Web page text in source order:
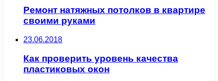
Ремонт натяжных потолков в квартире
своими руками
23.06.2018
Как проверить уровень качества
пластиковых окон